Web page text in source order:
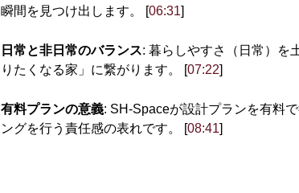
瞬間を見つけ出します。 [06:31]
日常と非日常のバランス: 暮らしやすさ（日常）を
りたくなる家」に繋がります。 [07:22]
有料プランの意義: SH-Spaceが設計プランを有料
ングを行う責任感の表れです。 [08:41]